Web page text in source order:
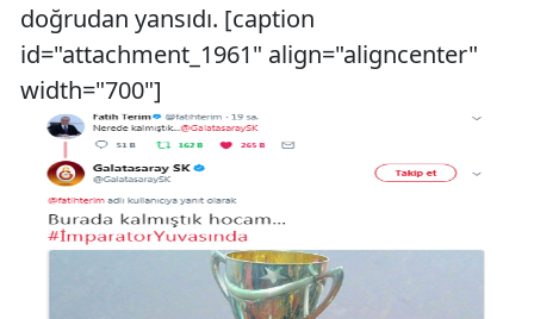
doğrudan yansıdı. [caption
id="attachment_1961" align="aligncenter"
width="700"]